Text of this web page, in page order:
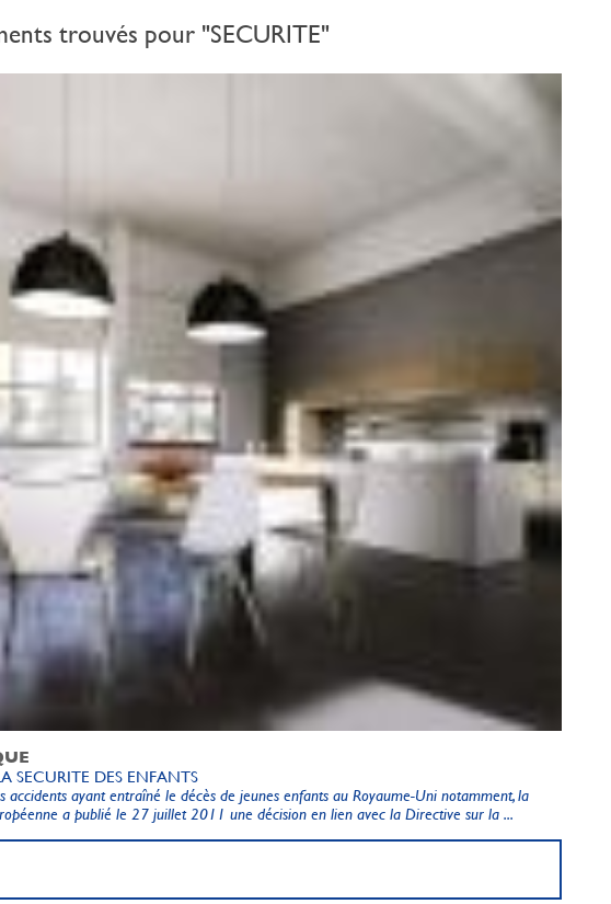
trouvés pour "SECURITE"
SECURITE DES ENFANTS
accidents ayant entraîné le décès de jeunes enfants au Royaume-Uni notamment, la
a publié le 27 juillet 2011 une décision en lien avec la Directive sur la ...